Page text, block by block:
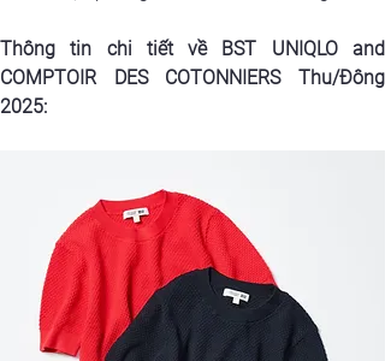
Thông tin chi tiết về BST UNIQLO and
COMPTOIR DES COTONNIERS Thu/Đông
2025: